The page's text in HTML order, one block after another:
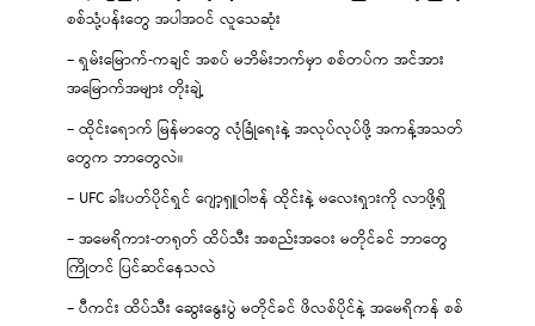
စစ်သုံ့ပန်းတွေ အပါအဝင် လူသေဆုံး
– ရှမ်းမြောက်-ကချင် အစပ် မဘိမ်းဘက်မှာ စစ်တပ်က အင်အား
အမြောက်အများ တိုးချဲ့
– ထိုင်းရောက် မြန်မာတွေ လုံခြုံရေးနဲ့ အလုပ်လုပ်ဖို့ အကန့်အသတ်
တွေက ဘာတွေလဲ။
– UFC ခါးပတ်ပိုင်ရှင် ဂျော့ရှူဝါဗန် ထိုင်းနဲ့ မလေးရှားကို လာဖို့ရှိ
– အမေရိကား-တရုတ် ထိပ်သီး အစည်းအဝေး မတိုင်ခင် ဘာတွေ
ကြိုတင် ပြင်ဆင်နေသလဲ
– ပီကင်း ထိပ်သီး ဆွေးနွေးပွဲ မတိုင်ခင် ဖိလစ်ပိုင်နဲ့ အမေရိကန် စစ်